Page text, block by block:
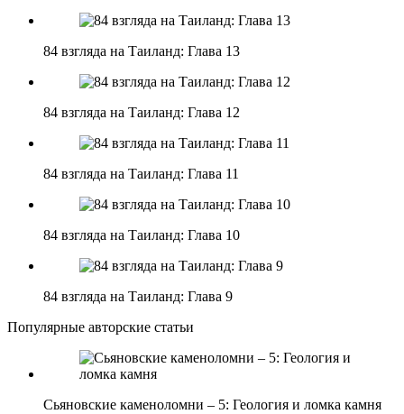
84 взгляда на Таиланд: Глава 13
84 взгляда на Таиланд: Глава 12
84 взгляда на Таиланд: Глава 11
84 взгляда на Таиланд: Глава 10
84 взгляда на Таиланд: Глава 9
Популярные авторские статьи
Сьяновские каменоломни – 5: Геология и ломка камня